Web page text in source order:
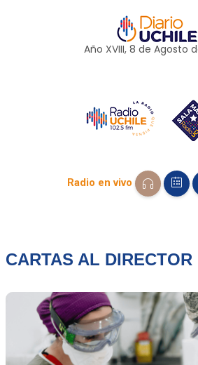
Año XVIII, 8 de Agosto
Radio en vivo
CARTAS AL DIRECTOR